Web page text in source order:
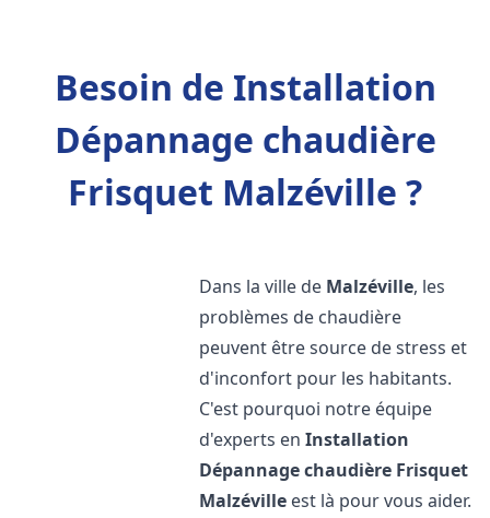
Besoin de Installation
Dépannage chaudière
Frisquet Malzéville ?
Dans la ville de Malzéville, les
problèmes de chaudière
peuvent être source de stress et
d'inconfort pour les habitants.
C'est pourquoi notre équipe
d'experts enInstallation
Dépannage chaudière Frisquet
Malzéville est là pour vous aider.